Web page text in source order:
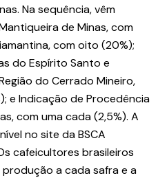
Na sequência, vêm
de Minas, com
com oito (20%);
do Espírito Santo e
do Cerrado Mineiro,
e Indicação de Procedência
com uma cada (2,5%). A
no site da BSCA
cafeicultores brasileiros
a cada safra e a